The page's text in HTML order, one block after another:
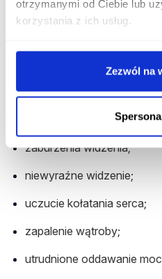
otrzymanymi od Ciebie lub
korzystania z ich usług.
Zezwól na
zwiększenie masy ciała;
świąd skóry;
reakcje alergiczne;
zaburzenia widzenia;
niewyraźne widzenie;
uczucie kołatania serca;
zapalenie wątroby;
utrudnione oddawanie